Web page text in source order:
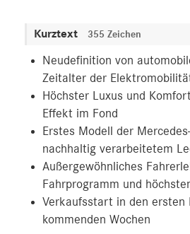
Kurztext 355 Zeichen
Neudefinition von
Zeitalter der
Höchster Luxus und
Effekt im Fond
Erstes Modell der
nachhaltig verarbeitetem
Außergewöhnliches
Fahrprogramm und
Verkaufsstart in den ersten
kommenden Wochen